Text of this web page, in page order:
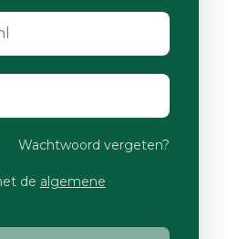
Wachtwoord vergeten?
de algemene